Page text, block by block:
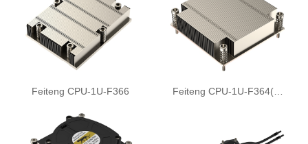
Feiteng CPU-1U-F366 Feiteng CPU-1U-F364(…